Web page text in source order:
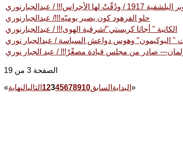
حلو الفرهود كون يصير يوميّه!!!/ عبدالجبارنوري
الكاتبة " أجاثا كريستي"/شرقية الهوى!!! / عبدالجبارنوري
" البوكيمون" وهوس دواعش السياسة / عبدالجبار نوري
صادر من مجلس قيادة مصغّرْ!!! / عبد الجبار نوري
الصفحة 3 من 19
« البداية السابق 12345678910 التاليالنهاية »